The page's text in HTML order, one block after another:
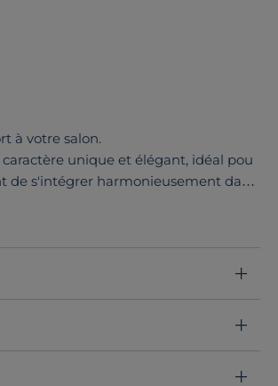
à votre salon.
unique et élégant, idéal pou
de s'intégrer harmonieusement dans
laissez-le devenir le coeur chaleureux